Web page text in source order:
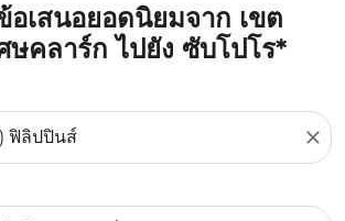
อเสนอยอดนิยมจาก เขต
ษคลาร์ก ไปยัง ซับโปโร*
close